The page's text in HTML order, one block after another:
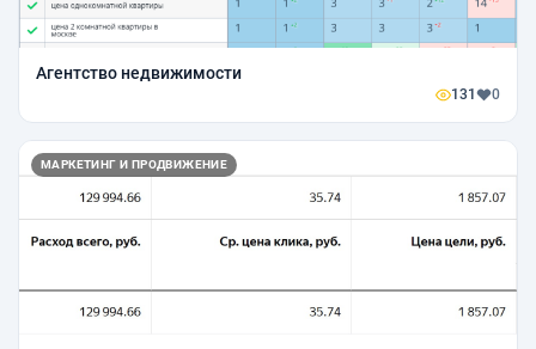
Агентство недвижимости
131 0
МАРКЕТИНГ И ПРОДВИЖЕНИЕ